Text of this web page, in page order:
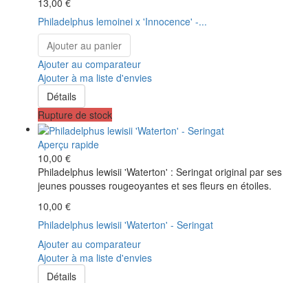
13,00 €
Philadelphus lemoinei x 'Innocence' -...
Ajouter au panier
Ajouter au comparateur
Ajouter à ma liste d'envies
Détails
Rupture de stock
Aperçu rapide
10,00 €
Philadelphus lewisii 'Waterton' : Seringat original par ses
jeunes pousses rougeoyantes et ses fleurs en étoiles.
10,00 €
Philadelphus lewisii 'Waterton' - Seringat
Ajouter au comparateur
Ajouter à ma liste d'envies
Détails